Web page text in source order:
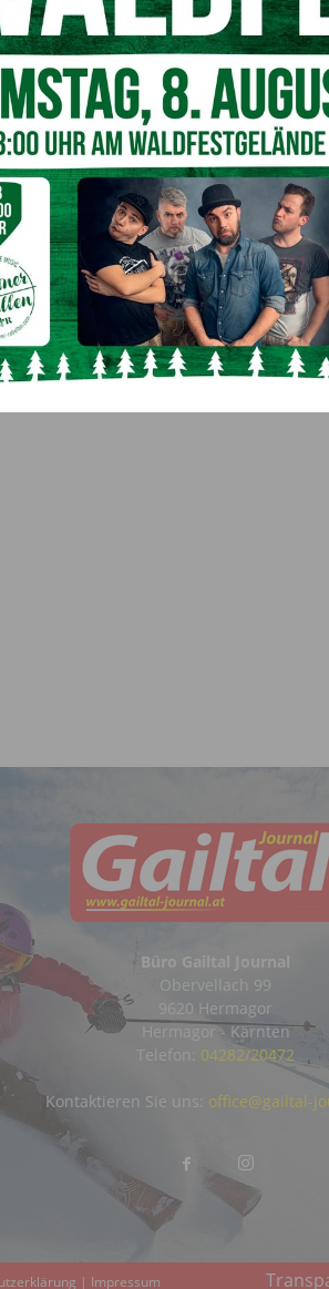
200 Einsätzen alarmiert. In einer
Im Anschluss konnten die Kolleginnen
Tochter Sophie gratulieren.
Nassfelds Hüttenwirte und
Produzenten machen Gusto auf
Büro Gailtal Journal
Obervellach 99
9620 Hermagor
Hermagor - Kärnten
Telefon: 04282/20472
Kontaktieren Sie uns: office@gailtal-
| Impressum